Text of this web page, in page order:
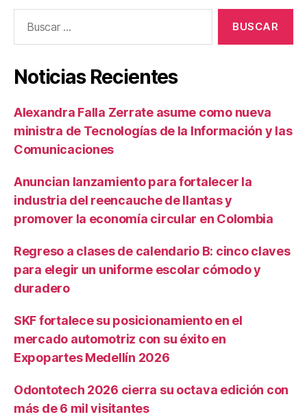
Noticias Recientes
Alexandra Falla Zerrate asume como nueva
ministra de Tecnologías de la Información y las
Comunicaciones
Anuncian lanzamiento para fortalecer la
industria del reencauche de llantas y
promover la economía circular en Colombia
Regreso a clases de calendario B: cinco claves
para elegir un uniforme escolar cómodo y
duradero
SKF fortalece su posicionamiento en el
mercado automotriz con su éxito en
Expopartes Medellín 2026
Odontotech 2026 cierra su octava edición con
más de 6 mil visitantes